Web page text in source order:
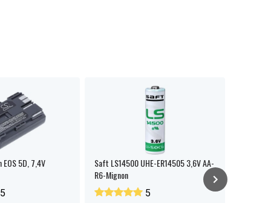
5D, 7,4V
5
Saft LS14500 UHE-ER14505 3,6V AA-
R6-Mignon
5